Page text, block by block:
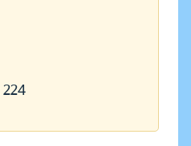
224